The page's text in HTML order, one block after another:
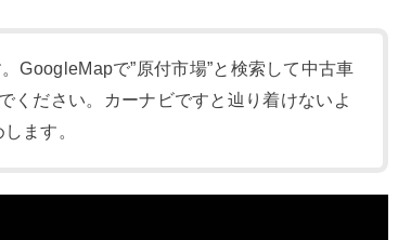
GoogleMapで”原付市場”と検索して中古車
ください。カーナビですと辿り着けないよ
ます。